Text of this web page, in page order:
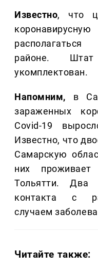
Известно, что
районе.
укомплектован.
Напомним, в
зараженных
Covid-19
Известно, что
Самарскую
них
Тольятти.
контакта с
случаем
Читайте также: